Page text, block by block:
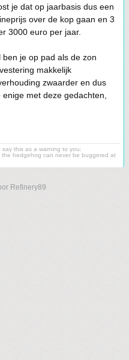
je dat op jaarbasis dus een
over de kop gaan en 3
3000 euro per jaar.
je op pad als de zon
makkelijk
zwaarder en dus
met deze gedachten,
this as a warning to you:
hedgehog can never be buggered at
Refinery89